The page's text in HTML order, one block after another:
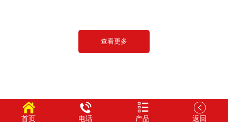
查看更多
首页 电话 产品 返回